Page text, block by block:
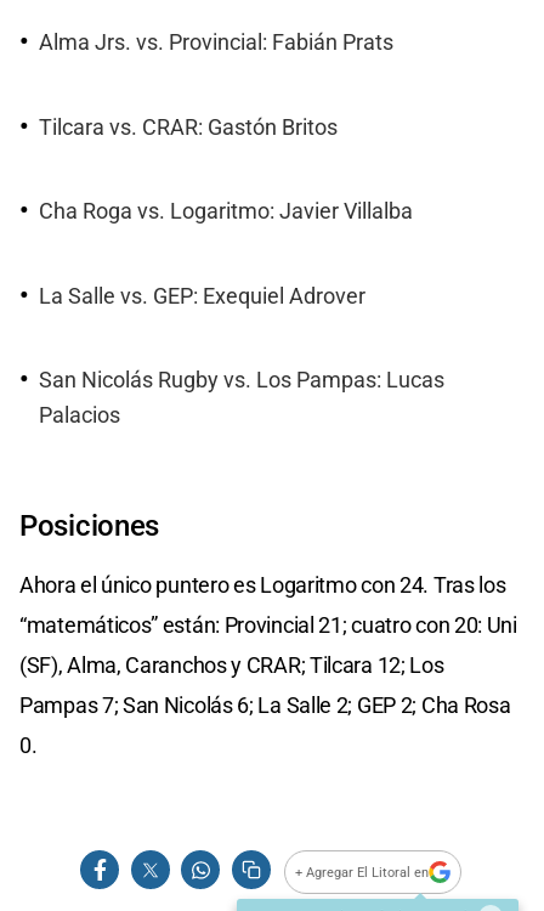
Alma Jrs. vs. Provincial: Fabián Prats
Tilcara vs. CRAR: Gastón Britos
Cha Roga vs. Logaritmo: Javier Villalba
La Salle vs. GEP: Exequiel Adrover
San Nicolás Rugby vs. Los Pampas: Lucas
Palacios
Posiciones
Ahora el único puntero es Logaritmo con 24. Tras los
“matemáticos” están: Provincial 21; cuatro con 20: Uni
(SF), Alma, Caranchos y CRAR; Tilcara 12; Los
Pampas 7; San Nicolás 6; La Salle 2; GEP 2; Cha Rosa
0.
+ Agregar El Litoral en